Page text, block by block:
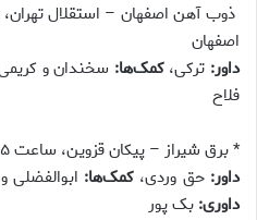
اصفهان
داور: ترکی،کمک‌ها: سخندان و
فلاح
* برق شیراز – پیکان قزوین، ساعت ۱۵:۱۵، ورزشگاه حافظیه شیراز
داور: حق وردی، کمک‌ها:
داوری: بک پور